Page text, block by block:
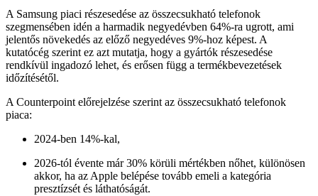
A Samsung piaci részesedése az összecsukható telefonok
szegmensében idén a harmadik negyedévben 64%-ra ugrott, ami
jelentős növekedés az előző negyedéves 9%-hoz képest. A
kutatócég szerint ez azt mutatja, hogy a gyártók részesedése
rendkívül ingadozó lehet, és erősen függ a termékbevezetések
időzítésétől.
A Counterpoint előrejelzése szerint az összecsukható telefonok
piaca:
2024-ben 14%-kal,
2026-tól évente már 30% körüli mértékben nőhet, különösen
akkor, ha az Apple belépése tovább emeli a kategória
presztízsét és láthatóságát.